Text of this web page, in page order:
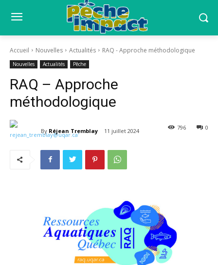
Accueil Nouvelles Actualités RAQ - Approche méthodologique
Nouvelles Actualités Pêche
RAQ – Approche
méthodologique
By Réjean Tremblay 11 juillet 2024 0
796